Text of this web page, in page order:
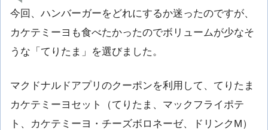
今回、ハンバーガーをどれにするか迷ったのですが、
カケテミーヨも食べたかったのでボリュームが少なそ
うな「てりたま」を選びました。
マクドナルドアプリのクーポンを利用して、てりたま
カケテミーヨセット（てりたま、マックフライポテ
ト、カケテミーヨ・チーズボロネーゼ、ドリンクM）